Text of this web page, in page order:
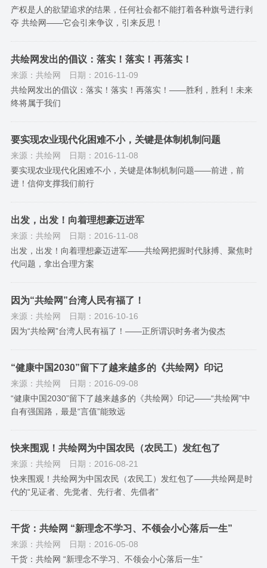
产权是人的欲望追求的结果，任何社会都不能打着各种旗号进行剥
夺 共绘网——它会引来争议，引来反思！
共绘网发出的倡议：落实！落实！再落实！
来源：共绘网
日期：2016-11-09
共绘网发出的倡议：落实！落实！再落实！——胜利，胜利！未来
终将属于我们
要实现农业现代化困难不小，关键是体制机制问题
来源：共绘网
日期：2016-11-08
要实现农业现代化困难不小，关键是体制机制问题——前进，前
进！信仰支撑我们前行
出发，出发！向着理想豪迈进军
来源：共绘网
日期：2016-11-08
出发，出发！向着理想豪迈进军——共绘网把握时代脉搏、聚焦时
代问题，拿出合理方案
因为“共绘网”台湾人民有福了！
来源：共绘网
日期：2016-10-16
因为“共绘网”台湾人民有福了！——正所谓识时务者为俊杰
“健康中国2030”留下了越来越多的《共绘网》印记
来源：共绘网
日期：2016-09-08
“健康中国2030”留下了越来越多的《共绘网》印记——“共绘网”中
自有强国路，最是“言值”能致远
快来围观！共绘网为中国农民（农民工）发红包了
来源：共绘网
日期：2016-08-21
快来围观！共绘网为中国农民（农民工）发红包了——共绘网是时
代的“见证者、先觉者、先行者、先倡者”
干货：共绘网 “新理念不学习、不领会小心落后一生”
来源：共绘网
日期：2016-05-08
干货：共绘网 “新理念不学习、不领会小心落后一生”